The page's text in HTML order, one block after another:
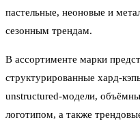
пастельные, неоновые и
сезонным трендам.
В ассортименте марки
структурированные хард-
unstructured-модели,
логотипом, а также